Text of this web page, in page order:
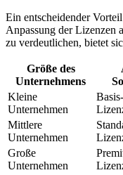
Ein entscheidender
Anpassung der Lizenzen
zu verdeutlichen, bietet
Größe des
Unternehmens
Kleine
Unternehmen
Mittlere
Unternehmen
Große
Unternehmen